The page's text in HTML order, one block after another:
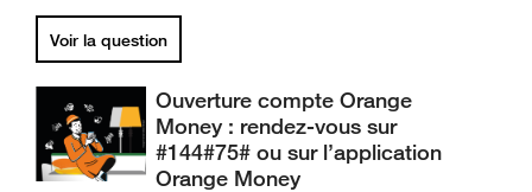
Voir la question
Ouverture compte Orange
Money : rendez-vous sur
#144#75# ou sur l’application
Orange Money